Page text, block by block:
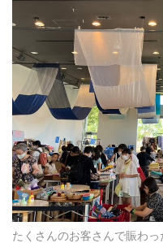
たくさんのお客さんで賑わ